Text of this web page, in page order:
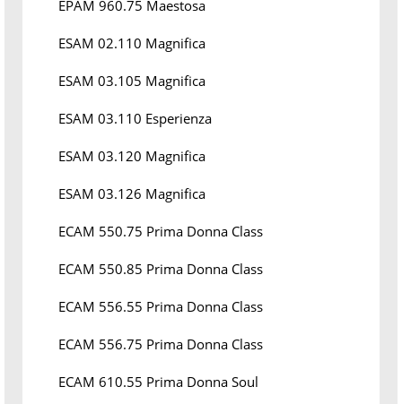
EPAM 960.75 Maestosa
ESAM 02.110 Magnifica
ESAM 03.105 Magnifica
ESAM 03.110 Esperienza
ESAM 03.120 Magnifica
ESAM 03.126 Magnifica
ECAM 550.75 Prima Donna Class
ECAM 550.85 Prima Donna Class
ECAM 556.55 Prima Donna Class
ECAM 556.75 Prima Donna Class
ECAM 610.55 Prima Donna Soul